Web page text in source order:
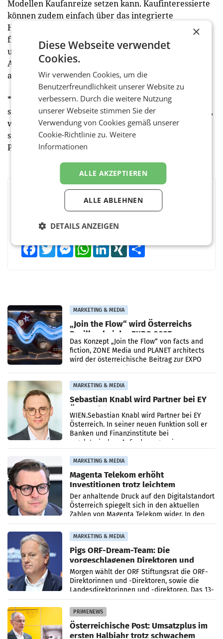
Modellen Kaufanreize setzen kann. Kaufinteressierte
können zudem einfach über das integrierte
Händlerverzeichnis einen Fachhändler in ihrer Nähe
finden, der Modelle im Geschäft persönlich erklären
und vorführen kann. Denn neben einer individuellen
Antwort per Video-Chat ist natürlich das Erlebnis mit
allen Sinnen vor Ort nochmals etwas ganz Anderes.
*Dabei ist die Webcam auf der Seite der Kunden
standardmäßig deaktiviert, lässt sich aber anschalten,
wenn sie das möchten. Andernfalls unterhalten sie
sich einfach per Mikrofon und Text-Chat mit den
Produktexperten.
BEWERTEN SIE DIESEN ARTIKEL
FacebookTwitterMessengerWhatsAppLinkedInXING Teilen
MARKETING & MEDIA
„Join the Flow“ wird Österreichs
Pavillon bei der EXPO 2027
Das Konzept „Join the Flow“ von facts and
fiction, ZONE Media und PLANET architects
wird der österreichische Beitrag zur EXPO
MARKETING & MEDIA
Sebastian Knabl wird Partner bei EY
Österreich
WIEN.Sebastian Knabl wird Partner bei EY
Österreich. In seiner neuen Funktion soll er
Banken und Finanzinstitute bei
regulatorischen Anforderungen, im
Risikomanagement und bei
Transformationsprojekten
MARKETING & MEDIA
Magenta Telekom erhöht
Investitionen trotz leichtem
Umsatzrückgang
Der anhaltende Druck auf den Digitalstandort
Österreich spiegelt sich in den aktuellen
Zahlen von Magenta Telekom wider. In den
ersten sechs Monaten des laufenden Jahres
verzeichnete
MARKETING & MEDIA
Pigs ORF-Dream-Team: Die
vorgeschlagenen Direktoren und
Direktorinnen
Morgen wählt der ORF Stiftungsrat die ORF-
Direktorinnen und -Direktoren, sowie die
Landesdirektorinnen und -direktoren. Das 13-
köpfige Wunschteam des ab 1. Jänner 2027
amtierenden
PRIMENEWS
Österreichische Post: Umsatzplus im
ersten Halbjahr trotz schwachem
×
Diese Webseite verwendet
Cookies.
Wir verwenden Cookies, um die
Benutzerfreundlichkeit unserer Website zu
verbessern. Durch die weitere Nutzung
unserer Webseite stimmen Sie der
Verwendung von Cookies gemäß unserer
Cookie-Richtlinie zu.Weitere
Informationen
ALLE AKZEPTIEREN
ALLE ABLEHNEN
DETAILS ANZEIGEN